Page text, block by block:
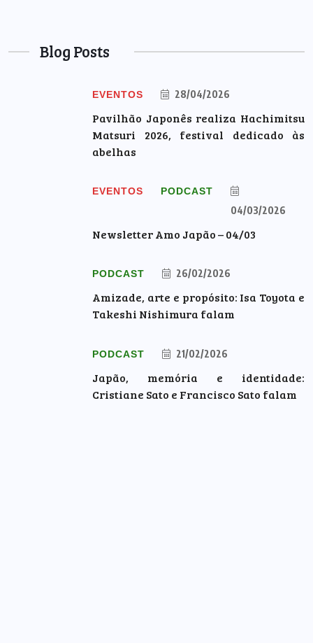
Blog Posts
EVENTOS 28/04/2026
Pavilhão Japonês realiza Hachimitsu
Matsuri 2026, festival dedicado às
abelhas
EVENTOS PODCAST
04/03/2026
Newsletter Amo Japão – 04/03
PODCAST 26/02/2026
Amizade, arte e propósito: Isa Toyota e
Takeshi Nishimura falam
PODCAST 21/02/2026
Japão, memória e identidade:
Cristiane Sato e Francisco Sato falam